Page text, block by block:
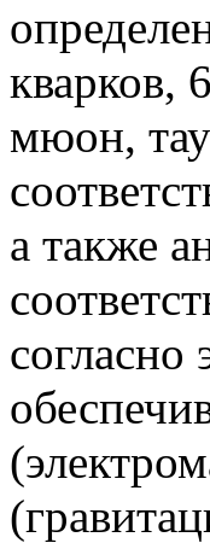
кварков,
мюон,
а также